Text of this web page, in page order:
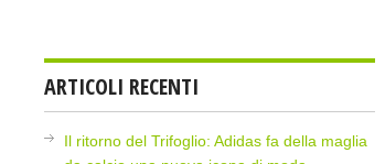
ARTICOLI RECENTI
Il ritorno del Trifoglio: Adidas fa della maglia